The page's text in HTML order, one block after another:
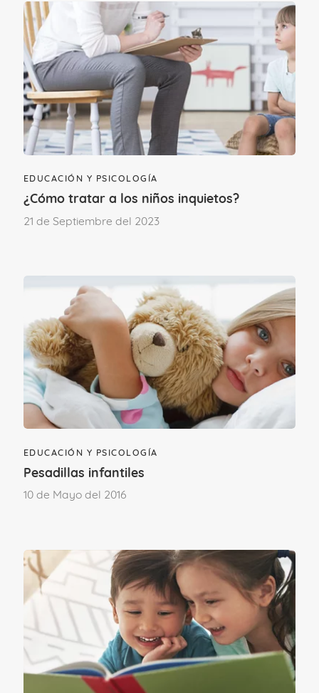
¡Sí, mucho!
No tanto como
esperaba
Etapa vital
DE 1 A 3 AÑOS DE 3 A 12 AÑOS
Deja un comentario
Para poder comentaraccede a tu cuenta.
Si aún no formas parte del Club familias,
únete.
ÚNETE AL CLUB
Denise Chojrin
Lun, 22/03/2021 - 12:46
Gracias por el artículo, muy interesante
ver todos los beneficios que los juegos de
mesa aportan a los niños. En casa mi hijo
EDUCACIÓN Y PSICOLOGÍA
¿Cómo tratar a los niños inquietos?
21 de Septiembre del 2023
EDUCACIÓN Y PSICOLOGÍA
Pesadillas infantiles
10 de Mayo del 2016